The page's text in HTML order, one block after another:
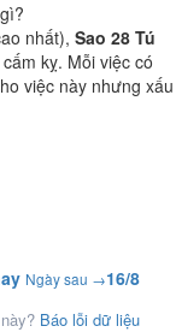
nhất), Sao 28 Tú
kỵ. Mỗi việc có
việc này nhưng xấu
Ngày sau →16/8
Báo lỗi dữ liệu